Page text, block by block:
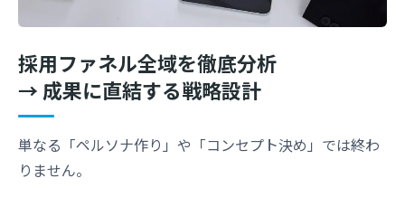
採用ファネル全域を徹底分析
→ 成果に直結する戦略設計
単なる「ペルソナ作り」や「コンセプト決め」では終わ
りません。